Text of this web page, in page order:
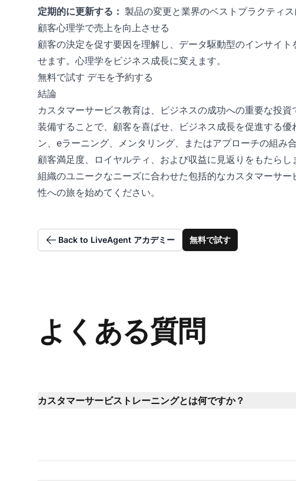
定期的に更新する： 製品の変更と業界のベストプラクティ
顧客心理学で売上を向上させる
顧客の決定を促す要因を理解し、データ駆動型のインサイ
せます。心理学をビジネス成長に変えます。
無料で試す デモを予約する
結論
カスタマーサービス教育は、ビジネスの成功への重要な投
装備することで、顧客を喜ばせ、ビジネス成長を促進する
ン、eラーニング、メンタリング、またはアプローチの組み
顧客満足度、ロイヤルティ、および収益に見返りをもたらし
組織のユニークなニーズに合わせた包括的なカスタマーサ
性への旅を始めてください。
Back to LiveAgent アカデミー 無料で試す
よくある質問
カスタマーサービストレーニングとは何ですか？